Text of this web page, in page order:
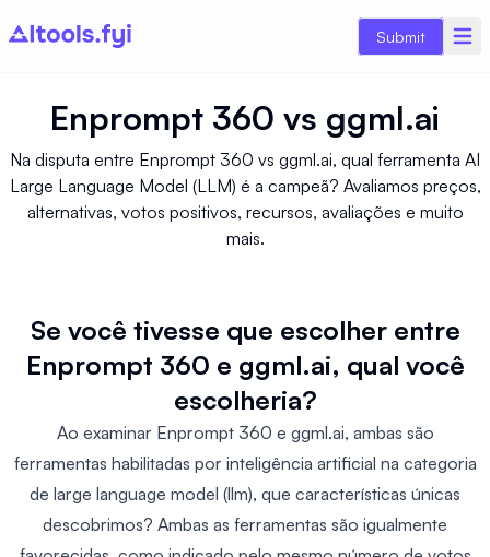
Submit
Enprompt 360 vs ggml.ai
Na disputa entre Enprompt 360 vs ggml.ai, qual ferramenta AI
Large Language Model (LLM) é a campeã? Avaliamos preços,
alternativas, votos positivos, recursos, avaliações e muito
mais.
Se você tivesse que escolher entre
Enprompt 360 e ggml.ai, qual você
escolheria?
Ao examinar Enprompt 360 e ggml.ai, ambas são
ferramentas habilitadas por inteligência artificial na categoria
de large language model (llm), que características únicas
descobrimos? Ambas as ferramentas são igualmente